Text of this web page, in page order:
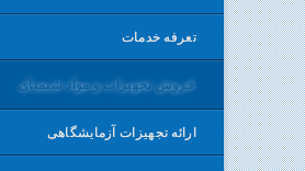
تعرفه خدمات
فروش تجهیزات و مواد شیمیای
ارائه تجهيزات آزمایشگاهی